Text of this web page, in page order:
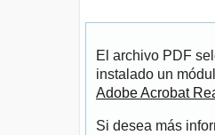
El archivo PDF
instalado un
Adobe Acrobat
Si desea más